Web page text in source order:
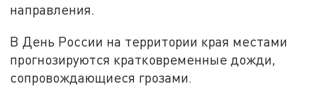
направления.
В День России на территории края местами
прогнозируются кратковременные дожди,
сопровождающиеся грозами.